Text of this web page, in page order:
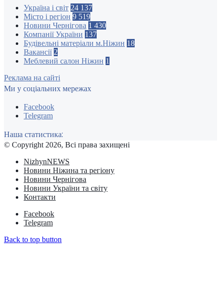
Україна і світ 24 137
Місто і регіон 9 519
Новини Чернігова 1 430
Компанії України 137
Будівельні матеріали м.Ніжин 18
Вакансії 2
Меблевий салон Ніжин 1
Реклама на сайті
Ми у соціальних мережах
Facebook
Telegram
Наша статистика:
© Copyright 2026, Всі права захищені
NizhynNEWS
Новини Ніжина та регіону
Новини Чернігова
Новини України та світу
Контакти
Facebook
Telegram
Back to top button